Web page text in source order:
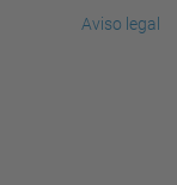
Aviso legal